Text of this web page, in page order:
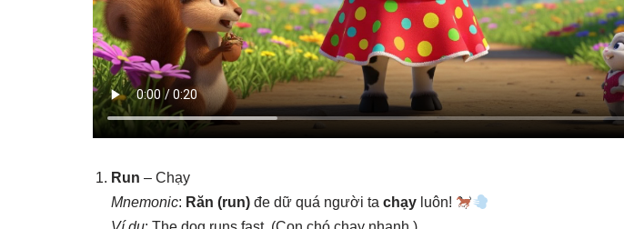
Run – Chạy
Mnemonic: Răn (run) đe dữ quá người ta chạy luôn!